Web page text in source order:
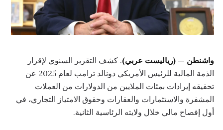
واشنطن — (رياليست عربي). كشف التقرير السنوي لإقرار
الذمة المالية للرئيس الأمريكي دونالد ترامب لعام 2025 عن
تحقيقه إيرادات بمئات الملايين من الدولارات من العملات
المشفرة والاستثمارات والعقارات وحقوق الامتياز التجاري، في
أول إفصاح مالي خلال ولايته الرئاسية الثانية.